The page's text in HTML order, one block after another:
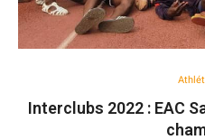
Interclubs 2022 : EAC